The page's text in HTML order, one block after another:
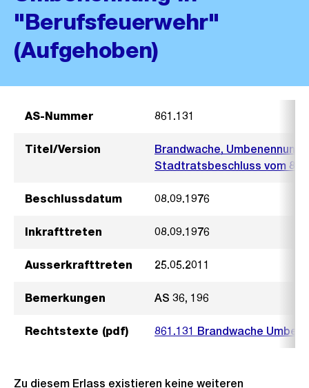
"Berufsfeuerwehr"
(Aufgehoben)
AS-Nummer 861.131
Titel/Version
Brandwache, Umbenennung
Stadtratsbeschluss vom 8.
Beschlussdatum 08.09.1976
Inkrafttreten 08.09.1976
Ausserkrafttreten 25.05.2011
Bemerkungen AS 36, 196
Rechtstexte (pdf) 861.131 Brandwache
Zu diesem Erlass existieren keine weiteren